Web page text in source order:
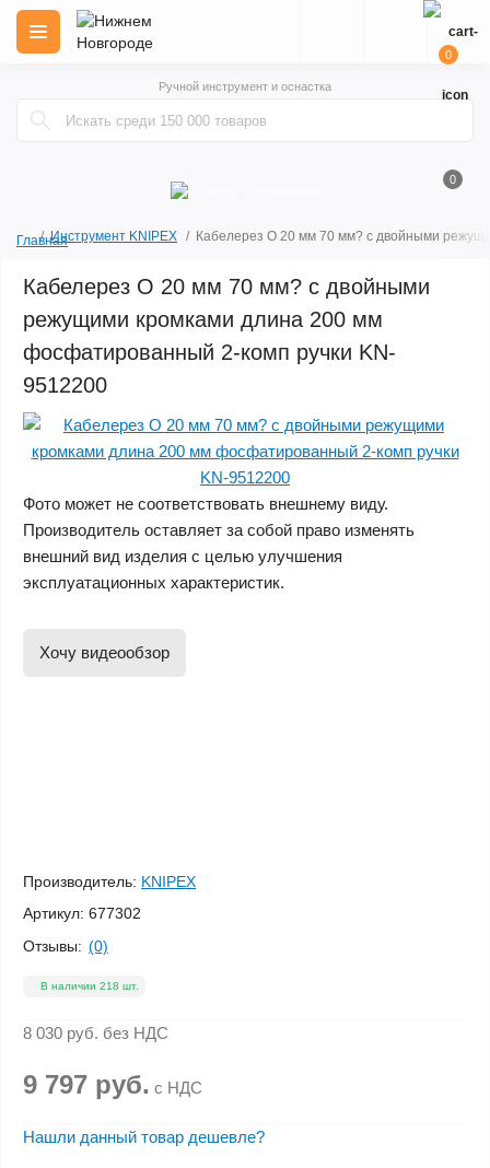
Ручной инструмент и оснастка
0
0
ГлавнаяИнструмент KNIPEX Кабелерез O 20 мм 70 мм? с двойными
Кабелерез O 20 мм 70 мм? с двойными
режущими кромками длина 200 мм
фосфатированный 2-комп ручки KN-
9512200
Фото может не соответствовать внешнему виду.
Производитель оставляет за собой право изменять
внешний вид изделия с целью улучшения
эксплуатационных характеристик.
Хочу видеообзор
Производитель: KNIPEX
Артикул: 677302
Отзывы: (0)
В наличии 218 шт.
8 030 руб. без НДС
9 797 руб. с НДС
Нашли данный товар дешевле?